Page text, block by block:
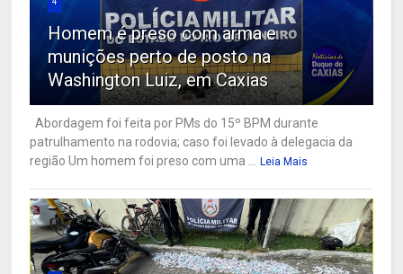
Homem é preso com arma e
munições perto de posto na
Washington Luiz, em Caxias
Abordagem foi feita por PMs do 15º BPM durante
patrulhamento na rodovia; caso foi levado à delegacia da
região Um homem foi preso com uma ... Leia Mais